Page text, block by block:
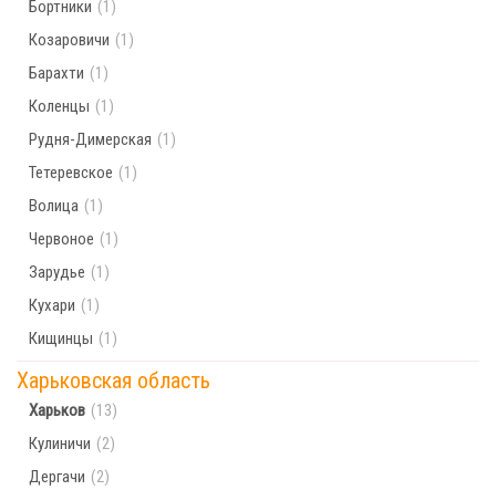
Бортники (1)
Козаровичи (1)
Барахти (1)
Коленцы (1)
Рудня-Димерская (1)
Тетеревское (1)
Волица (1)
Червоное (1)
Зарудье (1)
Кухари (1)
Кищинцы (1)
Харьковская область
Харьков (13)
Кулиничи (2)
Дергачи (2)